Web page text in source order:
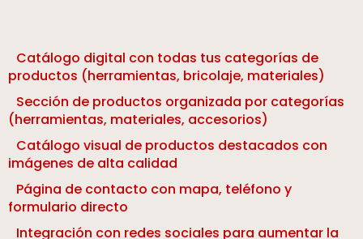
Catálogo digital con todas tus categorías de
productos (herramientas, bricolaje, materiales)
Sección de productos organizada por categorías
(herramientas, materiales, accesorios)
Catálogo visual de productos destacados con
imágenes de alta calidad
Página de contacto con mapa, teléfono y
formulario directo
Integración con redes sociales para aumentar la